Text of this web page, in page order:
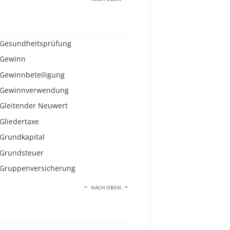
Gesundheitsprüfung
Gewinn
Gewinnbeteiligung
Gewinnverwendung
Gleitender Neuwert
Gliedertaxe
Grundkapital
Grundsteuer
Gruppenversicherung
NACH OBEN